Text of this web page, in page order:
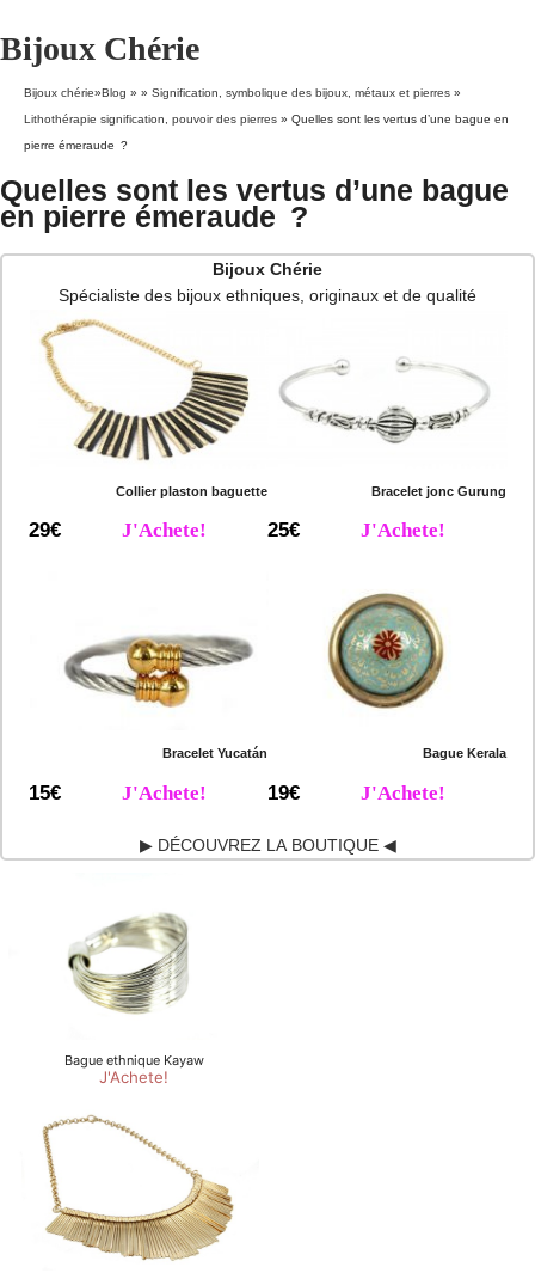
Bijoux Chérie
Bijoux chérie»Blog » » Signification, symbolique des bijoux, métaux et pierres »
Lithothérapie signification, pouvoir des pierres » Quelles sont les vertus d’une bague en
pierre émeraude ?
Quelles sont les vertus d’une bague
en pierre émeraude ?
Bijoux Chérie
Spécialiste des bijoux ethniques, originaux et de qualité
Collier plaston baguette
29€ J'Achete!
Bracelet jonc Gurung
25€ J'Achete!
Bracelet Yucatán
15€ J'Achete!
Bague Kerala
19€ J'Achete!
▶ DÉCOUVREZ LA BOUTIQUE ◀